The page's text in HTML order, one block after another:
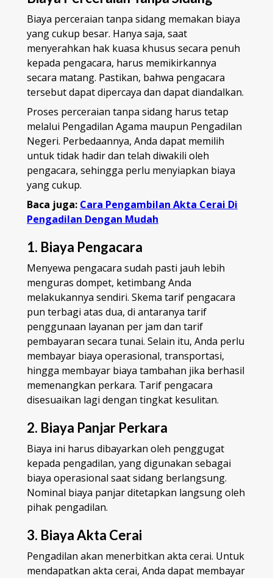
Biaya perceraian tanpa sidang memakan biaya
yang cukup besar. Hanya saja, saat
menyerahkan hak kuasa khusus secara penuh
kepada pengacara, harus memikirkannya
secara matang. Pastikan, bahwa pengacara
tersebut dapat dipercaya dan dapat diandalkan.
Proses perceraian tanpa sidang harus tetap
melalui Pengadilan Agama maupun Pengadilan
Negeri. Perbedaannya, Anda dapat memilih
untuk tidak hadir dan telah diwakili oleh
pengacara, sehingga perlu menyiapkan biaya
yang cukup.
Baca juga: Cara Pengambilan Akta Cerai Di
Pengadilan Dengan Mudah
1. Biaya Pengacara
Menyewa pengacara sudah pasti jauh lebih
menguras dompet, ketimbang Anda
melakukannya sendiri. Skema tarif pengacara
pun terbagi atas dua, di antaranya tarif
penggunaan layanan per jam dan tarif
pembayaran secara tunai. Selain itu, Anda perlu
membayar biaya operasional, transportasi,
hingga membayar biaya tambahan jika berhasil
memenangkan perkara. Tarif pengacara
disesuaikan lagi dengan tingkat kesulitan.
2. Biaya Panjar Perkara
Biaya ini harus dibayarkan oleh penggugat
kepada pengadilan, yang digunakan sebagai
biaya operasional saat sidang berlangsung.
Nominal biaya panjar ditetapkan langsung oleh
pihak pengadilan.
3. Biaya Akta Cerai
Pengadilan akan menerbitkan akta cerai. Untuk
mendapatkan akta cerai, Anda dapat membayar